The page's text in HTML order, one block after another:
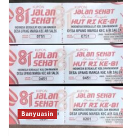
Banyuasin